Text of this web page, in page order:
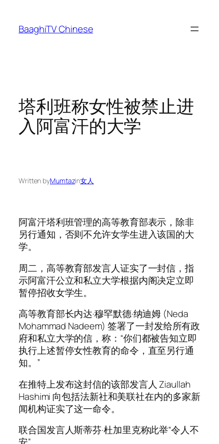
content
BaaghiTV Chinese
塔利班称女性被禁止进
入阿富汗的大学
Written byMumtazin女人
阿富汗塔利班管理的高等教育部表示，除非
另行通知，否则不允许女学生进入该国的大
学。
周二，高等教育部发言人证实了一封信，指
示阿富汗公立和私立大学根据内阁决定立即
暂停招收女学生。
高等教育部长内达·穆罕默德·纳迪姆 (Neda
Mohammad Nadeem) 签署了一封发给所有政
府和私立大学的信，称：“你们都被告知立即
执行上述暂停女性教育的命令，直至另行通
知。”
在推特上发布这封信的该部发言人 Ziaullah
Hashimi 向包括法新社和美联社在内的多家新
闻机构证实了这一命令。
联合国发言人斯蒂芬·杜加里克称此举“令人不